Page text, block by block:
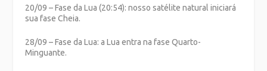
20/09 – Fase da Lua (20:54): nosso satélite natural iniciará
sua fase Cheia.
28/09 – Fase da Lua: a Lua entra na fase Quarto-
Minguante.